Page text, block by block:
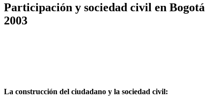
Participación y sociedad civil en Bogotá
2003
La construcción del ciudadano y la sociedad civil: